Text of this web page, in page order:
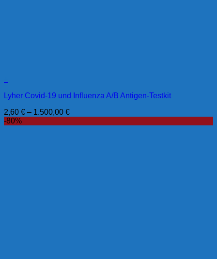
Lyher Covid-19 und Influenza A/B Antigen-Testkit
2,60 € – 1.500,00 €
-80%